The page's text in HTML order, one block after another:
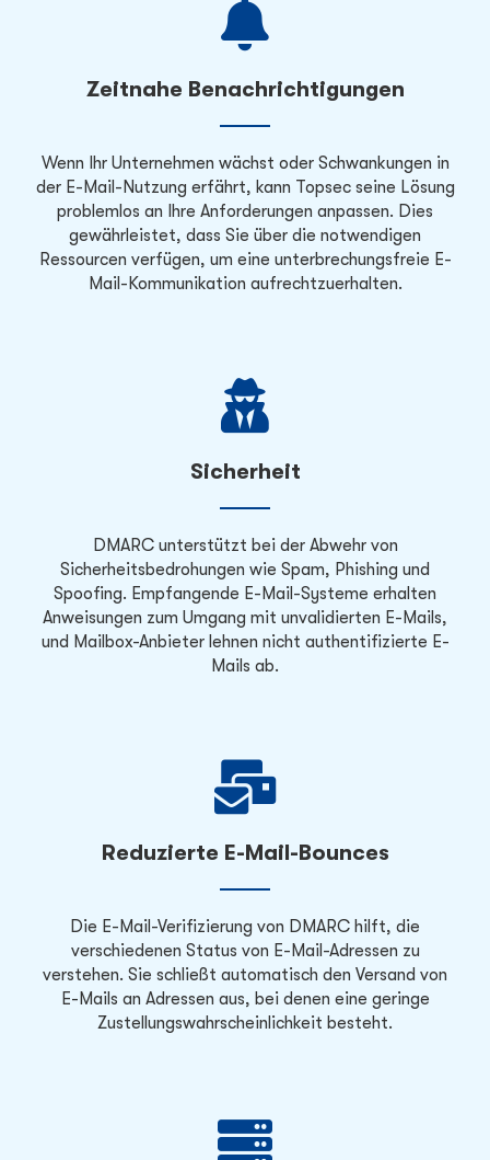
Zeitnahe Benachrichtigungen
Wenn Ihr Unternehmen wächst oder Schwankungen in
der E-Mail-Nutzung erfährt, kann Topsec seine Lösung
problemlos an Ihre Anforderungen anpassen. Dies
gewährleistet, dass Sie über die notwendigen
Ressourcen verfügen, um eine unterbrechungsfreie E-
Mail-Kommunikation aufrechtzuerhalten.
Sicherheit
DMARC unterstützt bei der Abwehr von
Sicherheitsbedrohungen wie Spam, Phishing und
Spoofing. Empfangende E-Mail-Systeme erhalten
Anweisungen zum Umgang mit unvalidierten E-Mails,
und Mailbox-Anbieter lehnen nicht authentifizierte E-
Mails ab.
Reduzierte E-Mail-Bounces
Die E-Mail-Verifizierung von DMARC hilft, die
verschiedenen Status von E-Mail-Adressen zu
verstehen. Sie schließt automatisch den Versand von
E-Mails an Adressen aus, bei denen eine geringe
Zustellungswahrscheinlichkeit besteht.